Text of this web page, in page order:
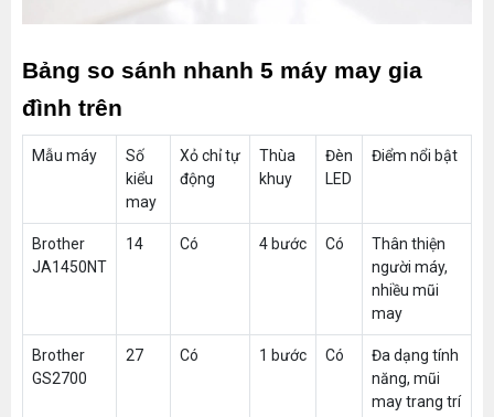
Bảng so sánh nhanh 5 máy may gia
đình trên
Mẫu máy
Số
kiểu
may
Xỏ chỉ tự
động
Thùa
khuy
Đèn
LED
Điểm nổi bật
Brother
JA1450NT
14 Có 4 bước Có
Thân thiện
người máy,
nhiều mũi
may
Brother
GS2700
27 Có 1 bước Có
Đa dạng tính
năng, mũi
may trang trí